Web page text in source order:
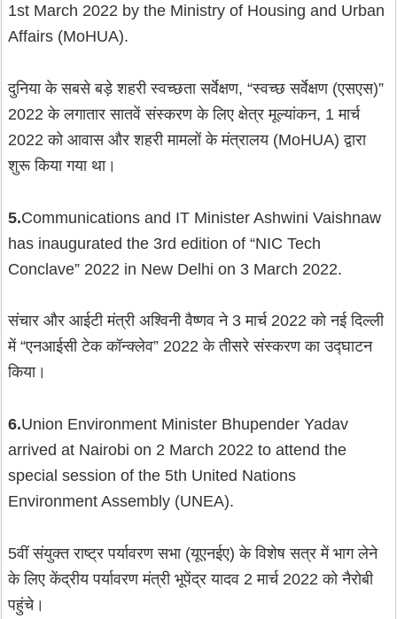
1st March 2022 by the Ministry of Housing and Urban
Affairs (MoHUA).
दुनिया के सबसे बड़े शहरी स्वच्छता सर्वेक्षण, “स्वच्छ सर्वेक्षण (एसएस)”
2022 के लगातार सातवें संस्करण के लिए क्षेत्र मूल्यांकन, 1 मार्च
2022 को आवास और शहरी मामलों के मंत्रालय (MoHUA) द्वारा
शुरू किया गया था।
5.Communications and IT Minister Ashwini Vaishnaw
has inaugurated the 3rd edition of “NIC Tech
Conclave” 2022 in New Delhi on 3 March 2022.
संचार और आईटी मंत्री अश्विनी वैष्णव ने 3 मार्च 2022 को नई दिल्ली
में “एनआईसी टेक कॉन्क्लेव” 2022 के तीसरे संस्करण का उद्घाटन
किया।
6.Union Environment Minister Bhupender Yadav
arrived at Nairobi on 2 March 2022 to attend the
special session of the 5th United Nations
Environment Assembly (UNEA).
5वीं संयुक्त राष्ट्र पर्यावरण सभा (यूएनईए) के विशेष सत्र में भाग लेने
के लिए केंद्रीय पर्यावरण मंत्री भूपेंद्र यादव 2 मार्च 2022 को नैरोबी
पहुंचे।